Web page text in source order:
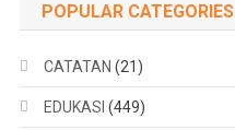
POPULAR CATEGORIES
CATATAN (21)
EDUKASI (449)